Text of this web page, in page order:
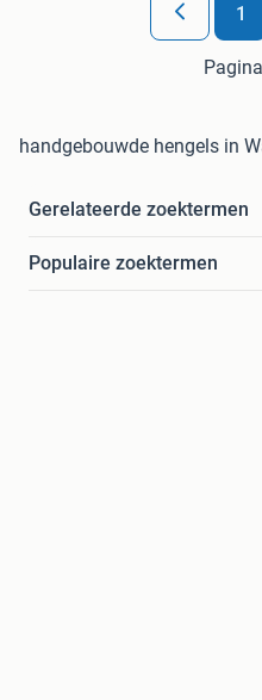
1
handgebouwde hengels in
Gerelateerde zoektermen
Populaire zoektermen